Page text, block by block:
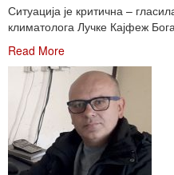
Ситуација је критична –
климатолога Лучке Кајфеж
Read More